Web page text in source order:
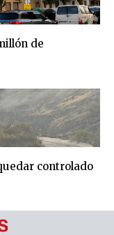
de
controlado